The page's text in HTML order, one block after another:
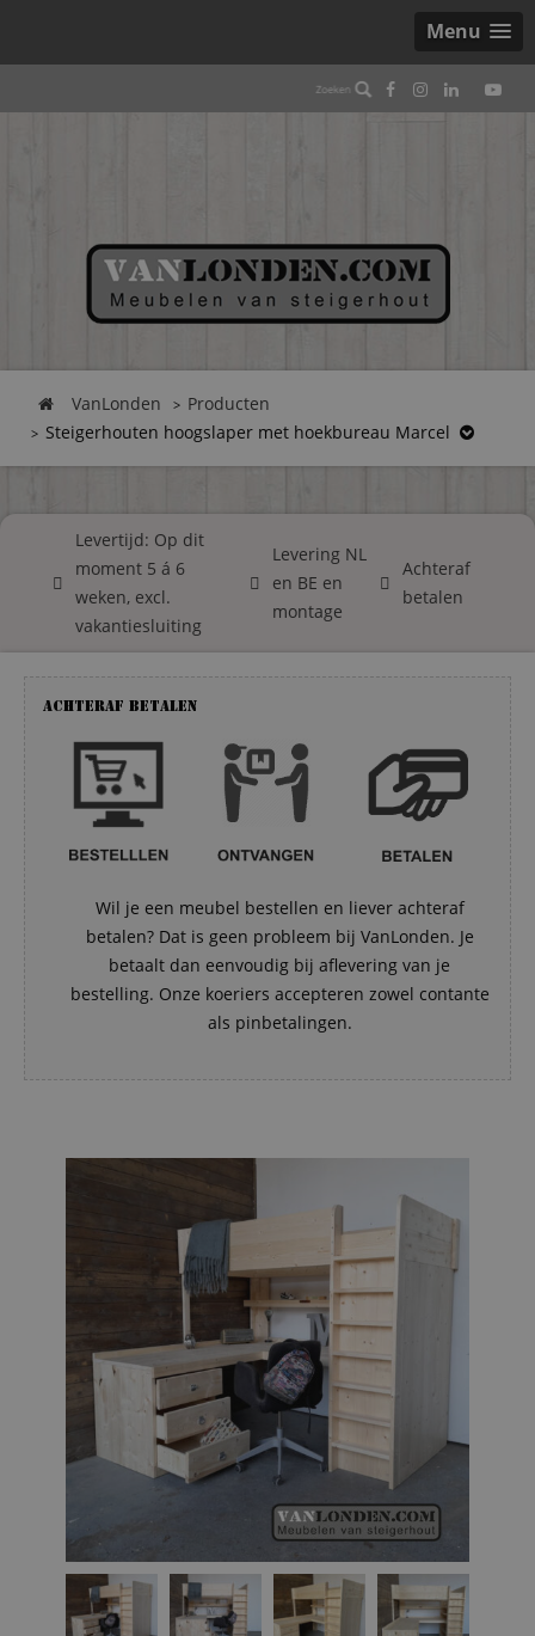
Menu
VanLonden
Producten
Steigerhouten hoogslaper met hoekbureau Marcel
Levertijd: Op dit
moment 5 á 6
weken, excl.
vakantiesluiting
Levering NL
en BE en
montage
Achteraf
betalen
Achteraf betalen
Wil je een meubel bestellen en liever achteraf
betalen? Dat is geen probleem bij VanLonden. Je
betaalt dan eenvoudig bij aflevering van je
bestelling. Onze koeriers accepteren zowel contante
als pinbetalingen.